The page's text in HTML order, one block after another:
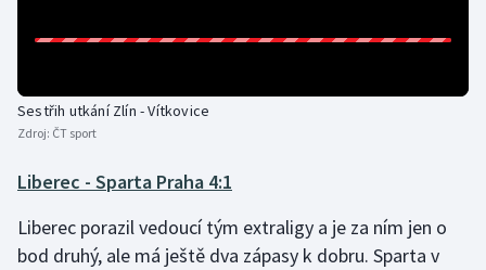
Sestřih utkání Zlín - Vítkovice
Zdroj: ČT sport
Liberec - Sparta Praha 4:1
Liberec porazil vedoucí tým extraligy a je za ním jen o
bod druhý, ale má ještě dva zápasy k dobru. Sparta v